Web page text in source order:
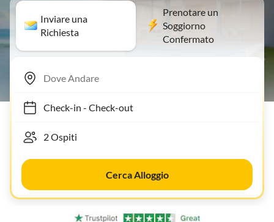
Inviare una
Richiesta
Prenotare un
Soggiorno
Confermato
Check-in- Check-out
Cerca Alloggio